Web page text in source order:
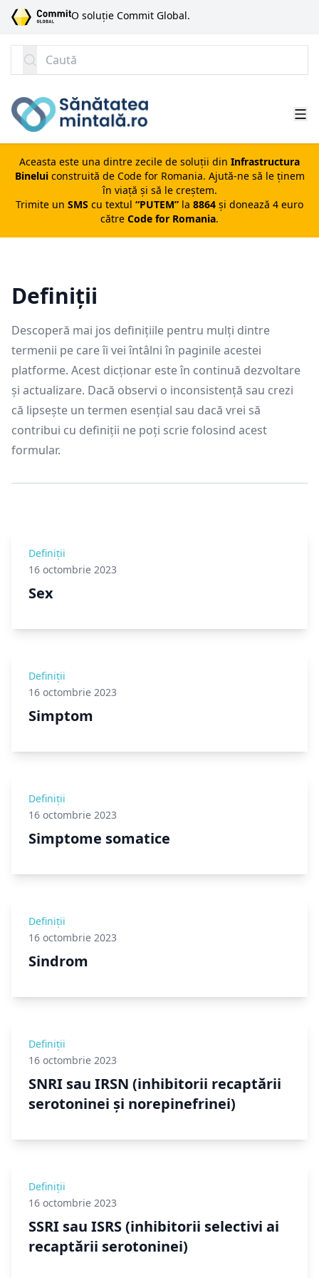
SARI LA CONȚINUT
O soluție Commit Global.
Caută
Aceasta este una dintre zecile de soluții din Infrastructura
Bineluiconstruită de Code for Romania. Ajută-ne să le ținem
în viață și să le creștem.
Trimite un SMS cu textul “PUTEM” la 8864 și donează 4 euro
către Code for Romania.
Definiții
Descoperă mai jos definițiile pentru mulți dintre
termenii pe care îi vei întâlni în paginile acestei
platforme. Acest dicționar este în continuă dezvoltare
și actualizare. Dacă observi o inconsistență sau crezi
că lipsește un termen esențial sau dacă vrei să
contribui cu definiții ne poți scriefolosind acest
formular.
Definiții
16 octombrie 2023
Sex
Definiții
16 octombrie 2023
Simptom
Definiții
16 octombrie 2023
Simptome somatice
Definiții
16 octombrie 2023
Sindrom
Definiții
16 octombrie 2023
SNRI sau IRSN (inhibitorii recaptării
serotoninei și norepinefrinei)
Definiții
16 octombrie 2023
SSRI sau ISRS (inhibitorii selectivi ai
recaptării serotoninei)